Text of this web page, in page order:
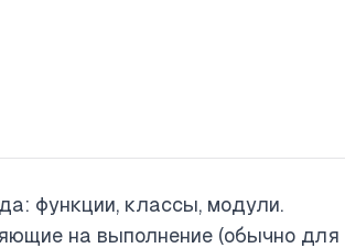
функции, классы, модули.
на выполнение (обычно для